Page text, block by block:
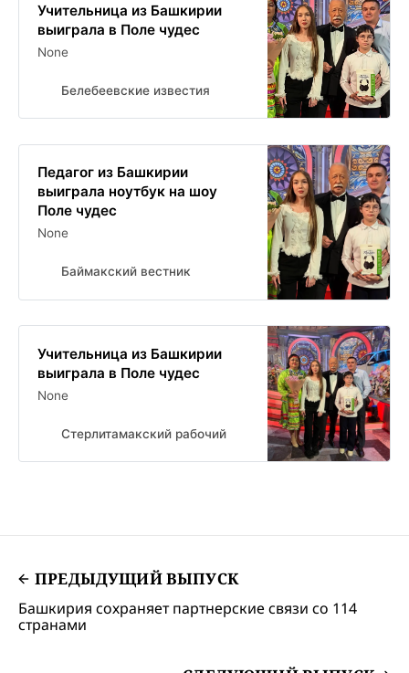
Учительница из Башкирии
выиграла в Поле чудес
None
Белебеевские известия
Педагог из Башкирии
выиграла ноутбук на шоу
Поле чудес
None
Баймакский вестник
Учительница из Башкирии
выиграла в Поле чудес
None
Стерлитамакский рабочий
ПРЕДЫДУЩИЙ ВЫПУСК
Башкирия сохраняет партнерские связи со 114
странами